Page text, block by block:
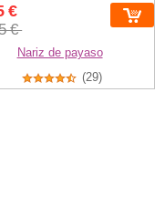
€
€
Nariz de payaso
(29)